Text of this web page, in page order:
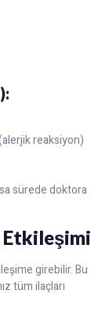
reaksiyon)
sürede doktora
Etkileşimi
girebilir. Bu
tüm ilaçları